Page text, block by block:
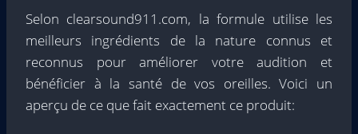
Selon clearsound911.com, la formule utilise les
meilleurs ingrédients de la nature connus et
reconnus pour améliorer votre audition et
bénéficier à la santé de vos oreilles. Voici un
aperçu de ce que fait exactement ce produit: